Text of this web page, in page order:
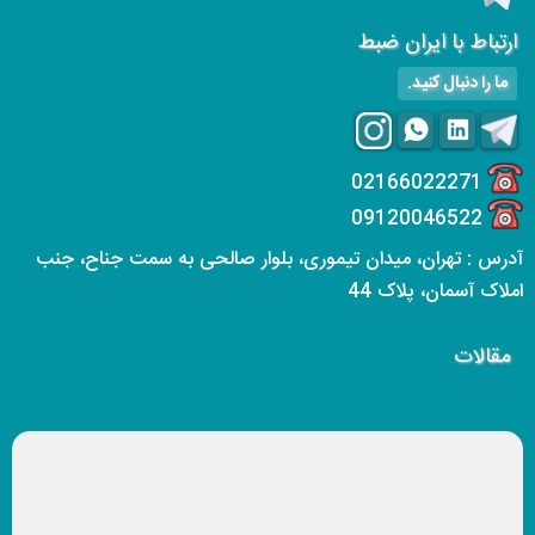
ارتباط با ایران ضبط
ما را دنبال کنید.
02166022271
09120046522
آدرس : تهران، میدان تیموری، بلوار صالحی به سمت جناح، جنب
املاک آسمان، پلاک 44
مقالات